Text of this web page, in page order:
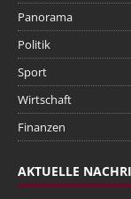
Panorama
Politik
Sport
Wirtschaft
Finanzen
AKTUELLE